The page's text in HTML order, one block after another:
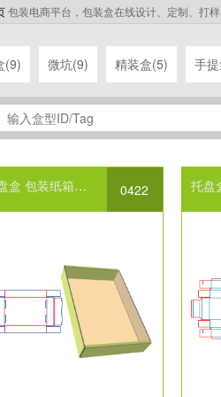
包装电商平台，包装盒在线设计、定制、打样
(9) 微坑(9) 精装盒(5) 手
盒包装纸箱设计 0422 托